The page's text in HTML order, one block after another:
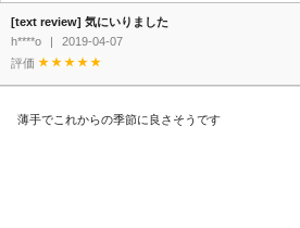
[text review] 気にいりました
h****o
|
2019-04-07
評価
薄手でこれからの季節に良さそうです